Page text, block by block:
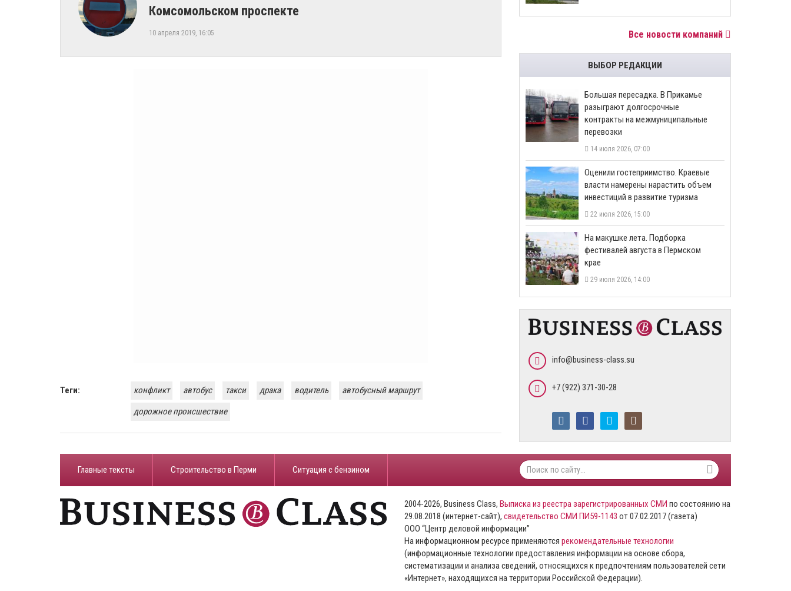
Комсомольском проспекте
10 апреля 2019, 16:05
Теги: конфликт автобус такси драка водитель
автобусный маршрут
дорожное происшествие
Все новости компаний
ВЫБОР РЕДАКЦИИ
Большая пересадка. В Прикамье
разыграют долгосрочные
контракты на межмуниципальные
перевозки
14 июля 2026, 07:00
Оценили гостеприимство. Краевые
власти намерены нарастить объем
инвестиций в развитие туризма
22 июля 2026, 15:00
На макушке лета. Подборка
фестивалей августа в Пермском
крае
29 июля 2026, 14:00
info@business-class.su
+7 (922) 371-30-28
Главные тексты Строительство в Перми ​Ситуация с бензином
2004-2026, Business Class, Выписка из реестра зарегистрированных СМИ по состоянию на
29.08.2018 (интернет-сайт), свидетельство СМИ ПИ59-1143 от 07.02.2017 (газета)
ООО “Центр деловой информации”
На информационном ресурсе применяются рекомендательные технологии
(информационные технологии предоставления информации на основе сбора,
систематизации и анализа сведений, относящихся к предпочтениям пользователей сети
«Интернет», находящихся на территории Российской Федерации).